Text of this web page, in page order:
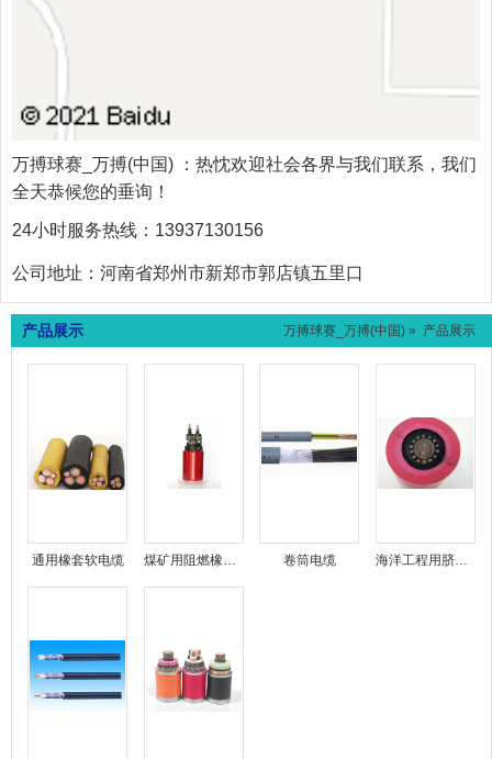
万搏球赛_万搏(中国)
：热忱欢迎社会各界与我们联系，我们
全天恭候您的垂询！
24小时服务热线： 13937130156
公司地址： 河南省郑州市新郑市郭店镇五里口
产品展示 万搏球赛_万搏(中国) » 产品展示
通用橡套软电缆 煤矿用阻燃橡套软电缆 卷筒电缆 海洋工程用脐带电缆